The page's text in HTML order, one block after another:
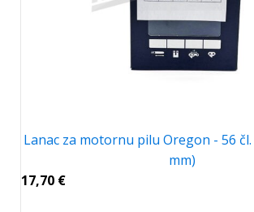
Lanac za motornu pilu Oregon - 56
mm)
17,70 €